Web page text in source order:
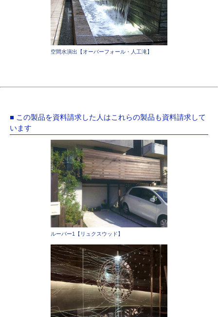
空間水演出【オーバーフォール・人工滝】
■ この製品を資料請求した人はこれらの製品も資料請求して
います
ルーバー1【リュクスウッド】